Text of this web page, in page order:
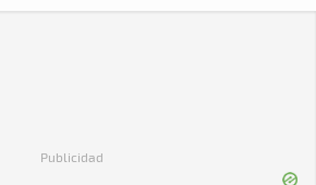
Publicidad